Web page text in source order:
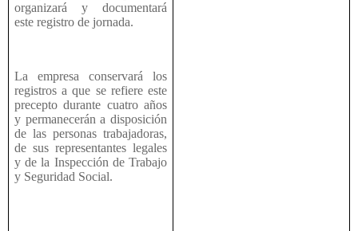
organizará y documentará
este registro de jornada.
La empresa conservará los
registros a que se refiere este
precepto durante cuatro años
y permanecerán a disposición
de las personas trabajadoras,
de sus representantes legales
y de la Inspección de Trabajo
y Seguridad Social.